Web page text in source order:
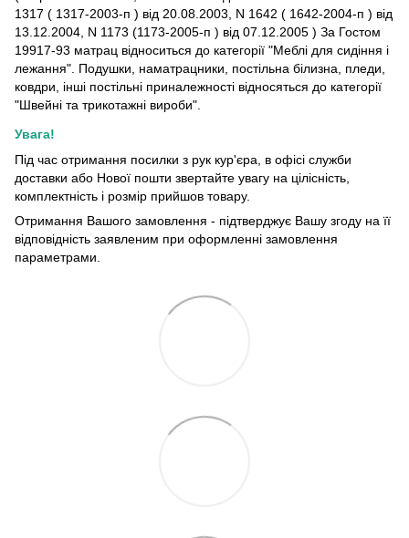
1317 ( 1317-2003-п ) від 20.08.2003, N 1642 ( 1642-2004-п ) від
13.12.2004, N 1173 (1173-2005-п ) від 07.12.2005 ) За Гостом
19917-93 матрац відноситься до категорії "Меблі для сидіння і
лежання". Подушки, наматрацники, постільна білизна, пледи,
ковдри, інші постільні приналежності відносяться до категорії
"Швейні та трикотажні вироби".
Увага!
Під час отримання посилки з рук кур'єра, в офісі служби
доставки або Нової пошти звертайте увагу на цілісність,
комплектність і розмір прийшов товару.
Отримання Вашого замовлення - підтверджує Вашу згоду на її
відповідність заявленим при оформленні замовлення
параметрами.